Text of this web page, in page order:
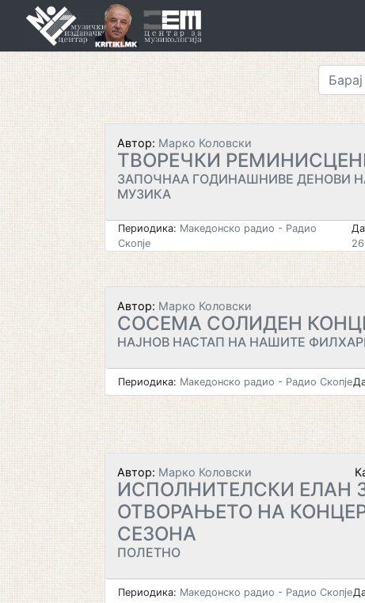
Автор: Марко Коловски
ТВОРЕЧКИ
ЗАПОЧНАА ГОДИНАШНИВЕ ДЕНОВИ
МУЗИКА
Периодика: Македонско радио - Радио
Скопје
Автор: Марко Коловски
СОСЕМА СОЛИДЕН
НАЈНОВ НАСТАП НА НАШИТЕ
Периодика: Македонско радио - Радио Скопје
Автор: Марко Коловски
ИСПОЛНИТЕЛСКИ ЕЛАН
ОТВОРАЊЕТО НА
СЕЗОНА
ПОЛЕТНО
Периодика: Македонско радио - Радио Скопје